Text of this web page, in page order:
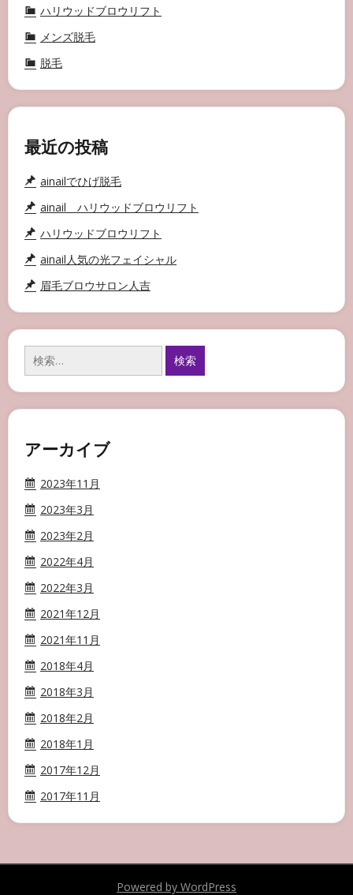
ハリウッドブロウリフト
メンズ脱毛
脱毛
最近の投稿
ainailでひげ脱毛
ainail ハリウッドブロウリフト
ハリウッドブロウリフト
ainail人気の光フェイシャル
眉毛ブロウサロン人吉
検
索:
アーカイブ
2023年11月
2023年3月
2023年2月
2022年4月
2022年3月
2021年12月
2021年11月
2018年4月
2018年3月
2018年2月
2018年1月
2017年12月
2017年11月
Powered by WordPress